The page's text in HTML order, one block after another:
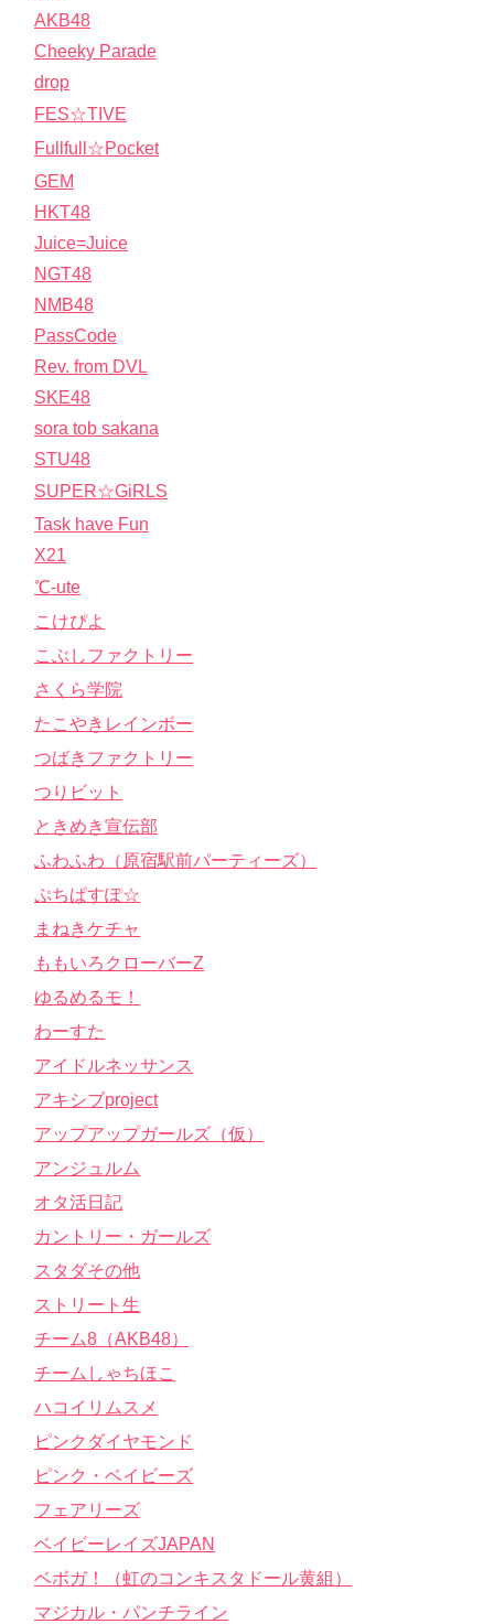
AKB48
Cheeky Parade
drop
FES☆TIVE
Fullfull☆Pocket
GEM
HKT48
Juice=Juice
NGT48
NMB48
PassCode
Rev. from DVL
SKE48
sora tob sakana
STU48
SUPER☆GiRLS
Task have Fun
X21
℃-ute
こけぴよ
こぶしファクトリー
さくら学院
たこやきレインボー
つばきファクトリー
つりビット
ときめき宣伝部
ふわふわ（原宿駅前パーティーズ）
ぷちぱすぽ☆
まねきケチャ
ももいろクローバーZ
ゆるめるモ！
わーすた
アイドルネッサンス
アキシブproject
アップアップガールズ（仮）
アンジュルム
オタ活日記
カントリー・ガールズ
スタダその他
ストリート生
チーム8（AKB48）
チームしゃちほこ
ハコイリムスメ
ピンクダイヤモンド
ピンク・ベイビーズ
フェアリーズ
ベイビーレイズJAPAN
ベボガ！（虹のコンキスタドール黄組）
マジカル・パンチライン